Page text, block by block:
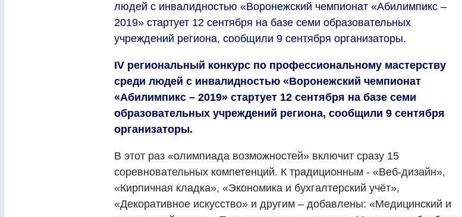
людей с инвалидностью «Воронежский чемпионат «Абилимпикс –
2019» стартует 12 сентября на базе семи образовательных
учреждений региона, сообщили 9 сентября организаторы.
IV региональный конкурс по профессиональному мастерству
среди людей с инвалидностью «Воронежский чемпионат
«Абилимпикс – 2019» стартует 12 сентября на базе семи
образовательных учреждений региона, сообщили 9 сентября
организаторы.
В этот раз «олимпиада возможностей» включит сразу 15
соревновательных компетенций. К традиционным - «Веб-дизайн»,
«Кирпичная кладка», «Экономика и бухгалтерский учёт»,
«Декоративное искусство» и другим – добавлены: «Медицинский и